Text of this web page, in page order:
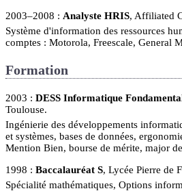
2003–2008
Analyste HRIS, Affiliated
Système d'information des ressources
comptes : Motorola, Freescale, General
Formation
2003 DESS Informatique
Toulouse.
Ingénierie des développements
et systèmes, bases de données,
Mention Bien, bourse de mérite, major
1998
Baccalauréat S, Lycée Pierre de
Spécialité mathématiques, Options